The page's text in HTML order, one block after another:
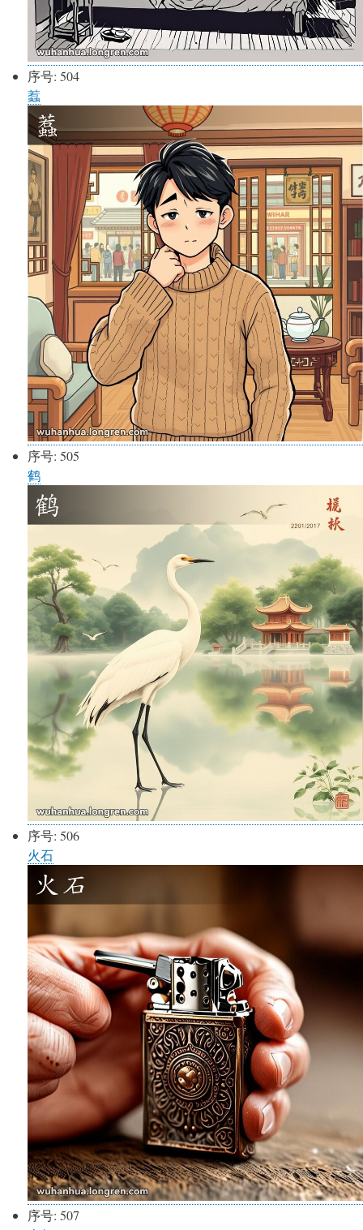
序号: 504
蠚
序号: 505
鹤
序号: 506
火石
序号: 507